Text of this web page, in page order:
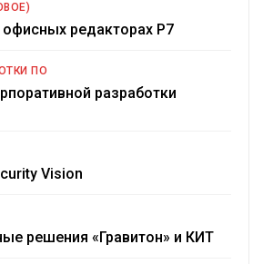
офисных редакторах Р7
ПО
разработки
Vision
решения «Гравитон» и КИТ